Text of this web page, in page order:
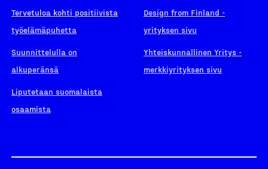
Tervetuloa kohti positiivista
työelämäpuhetta
Suunnittelulla on
alkuperänsä
Liputetaan suomalaista
osaamista
Design from Finland -
yrityksen sivu
Yhteiskunnallinen Yritys -
merkkiyrityksen sivu